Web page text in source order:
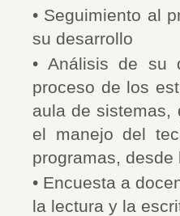
• Seguimiento al
su desarrollo
• Análisis de su
proceso de los
aula de sistemas,
el manejo del
programas, desde
• Encuesta a
la lectura y la